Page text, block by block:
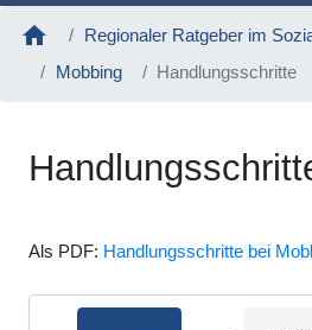
home
Regionaler Ratgeber im
Mobbing
Handlungsschritte
Als PDF: Handlungsschritte bei